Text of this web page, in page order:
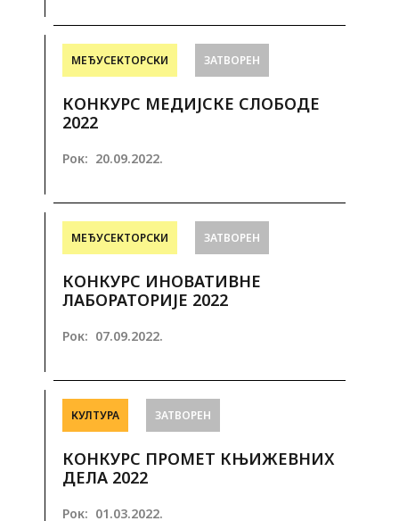
МЕЂУСЕКТОРСКИ ЗАТВОРЕН
КОНКУРС МЕДИЈСКЕ СЛОБОДЕ
2022
Рок: 20.09.2022.
МЕЂУСЕКТОРСКИ ЗАТВОРЕН
КОНКУРС ИНОВАТИВНЕ
ЛАБОРАТОРИЈЕ 2022
Рок: 07.09.2022.
КУЛТУРА ЗАТВОРЕН
КОНКУРС ПРОМЕТ КЊИЖЕВНИХ
ДЕЛА 2022
Рок: 01.03.2022.